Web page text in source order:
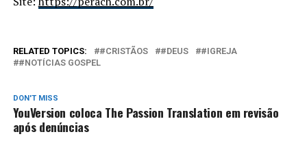
RELATED TOPICS: #CRISTÃOS #DEUS
#IGREJA
#NOTÍCIAS GOSPEL
DON'T MISS
YouVersion coloca The Passion Translation em revisão
após denúncias